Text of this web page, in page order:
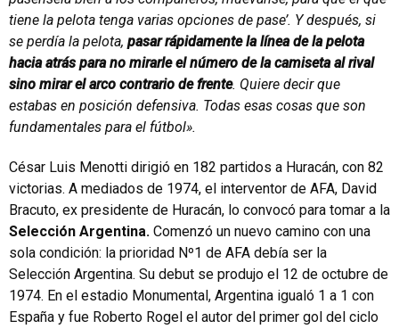
tiene la pelota tenga varias opciones de pase’. Y después, si
se perdía la pelota, pasar rápidamente la línea de la pelota
hacia atrás para no mirarle el número de la camiseta al rival
sino mirar el arco contrario de frente. Quiere decir que
estabas en posición defensiva. Todas esas cosas que son
fundamentales para el fútbol».
César Luis Menotti dirigió en 182 partidos a Huracán, con 82
victorias. A mediados de 1974, el interventor de AFA, David
Bracuto, ex presidente de Huracán, lo convocó para tomar a la
Selección Argentina. Comenzó un nuevo camino con una
sola condición: la prioridad Nº1 de AFA debía ser la
Selección Argentina. Su debut se produjo el 12 de octubre de
1974. En el estadio Monumental, Argentina igualó 1 a 1 con
España y fue Roberto Rogel el autor del primer gol del ciclo